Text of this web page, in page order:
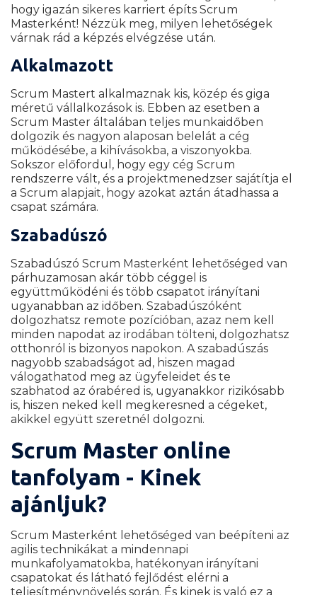
hogy igazán sikeres karriert építs Scrum
Masterként! Nézzük meg, milyen lehetőségek
várnak rád a képzés elvégzése után.
Alkalmazott
Scrum Mastert alkalmaznak kis, közép és giga
méretű vállalkozások is. Ebben az esetben a
Scrum Master általában teljes munkaidőben
dolgozik és nagyon alaposan belelát a cég
működésébe, a kihívásokba, a viszonyokba.
Sokszor előfordul, hogy egy cég Scrum
rendszerre vált, és a projektmenedzser sajátítja el
a Scrum alapjait, hogy azokat aztán átadhassa a
csapat számára.
Szabadúszó
Szabadúszó Scrum Masterként lehetőséged van
párhuzamosan akár több céggel is
együttműködéni és több csapatot irányítani
ugyanabban az időben. Szabadúszóként
dolgozhatsz remote pozícióban, azaz nem kell
minden napodat az irodában tölteni, dolgozhatsz
otthonról is bizonyos napokon. A szabadúszás
nagyobb szabadságot ad, hiszen magad
válogathatod meg az ügyfeleidet és te
szabhatod az órabéred is, ugyanakkor rizikósabb
is, hiszen neked kell megkeresned a cégeket,
akikkel együtt szeretnél dolgozni.
Scrum Master online
tanfolyam - Kinek
ajánljuk?
Scrum Masterként lehetőséged van beépíteni az
agilis technikákat a mindennapi
munkafolyamatokba, hatékonyan irányítani
csapatokat és látható fejlődést elérni a
teljesítménynövelés során. És kinek is való ez a